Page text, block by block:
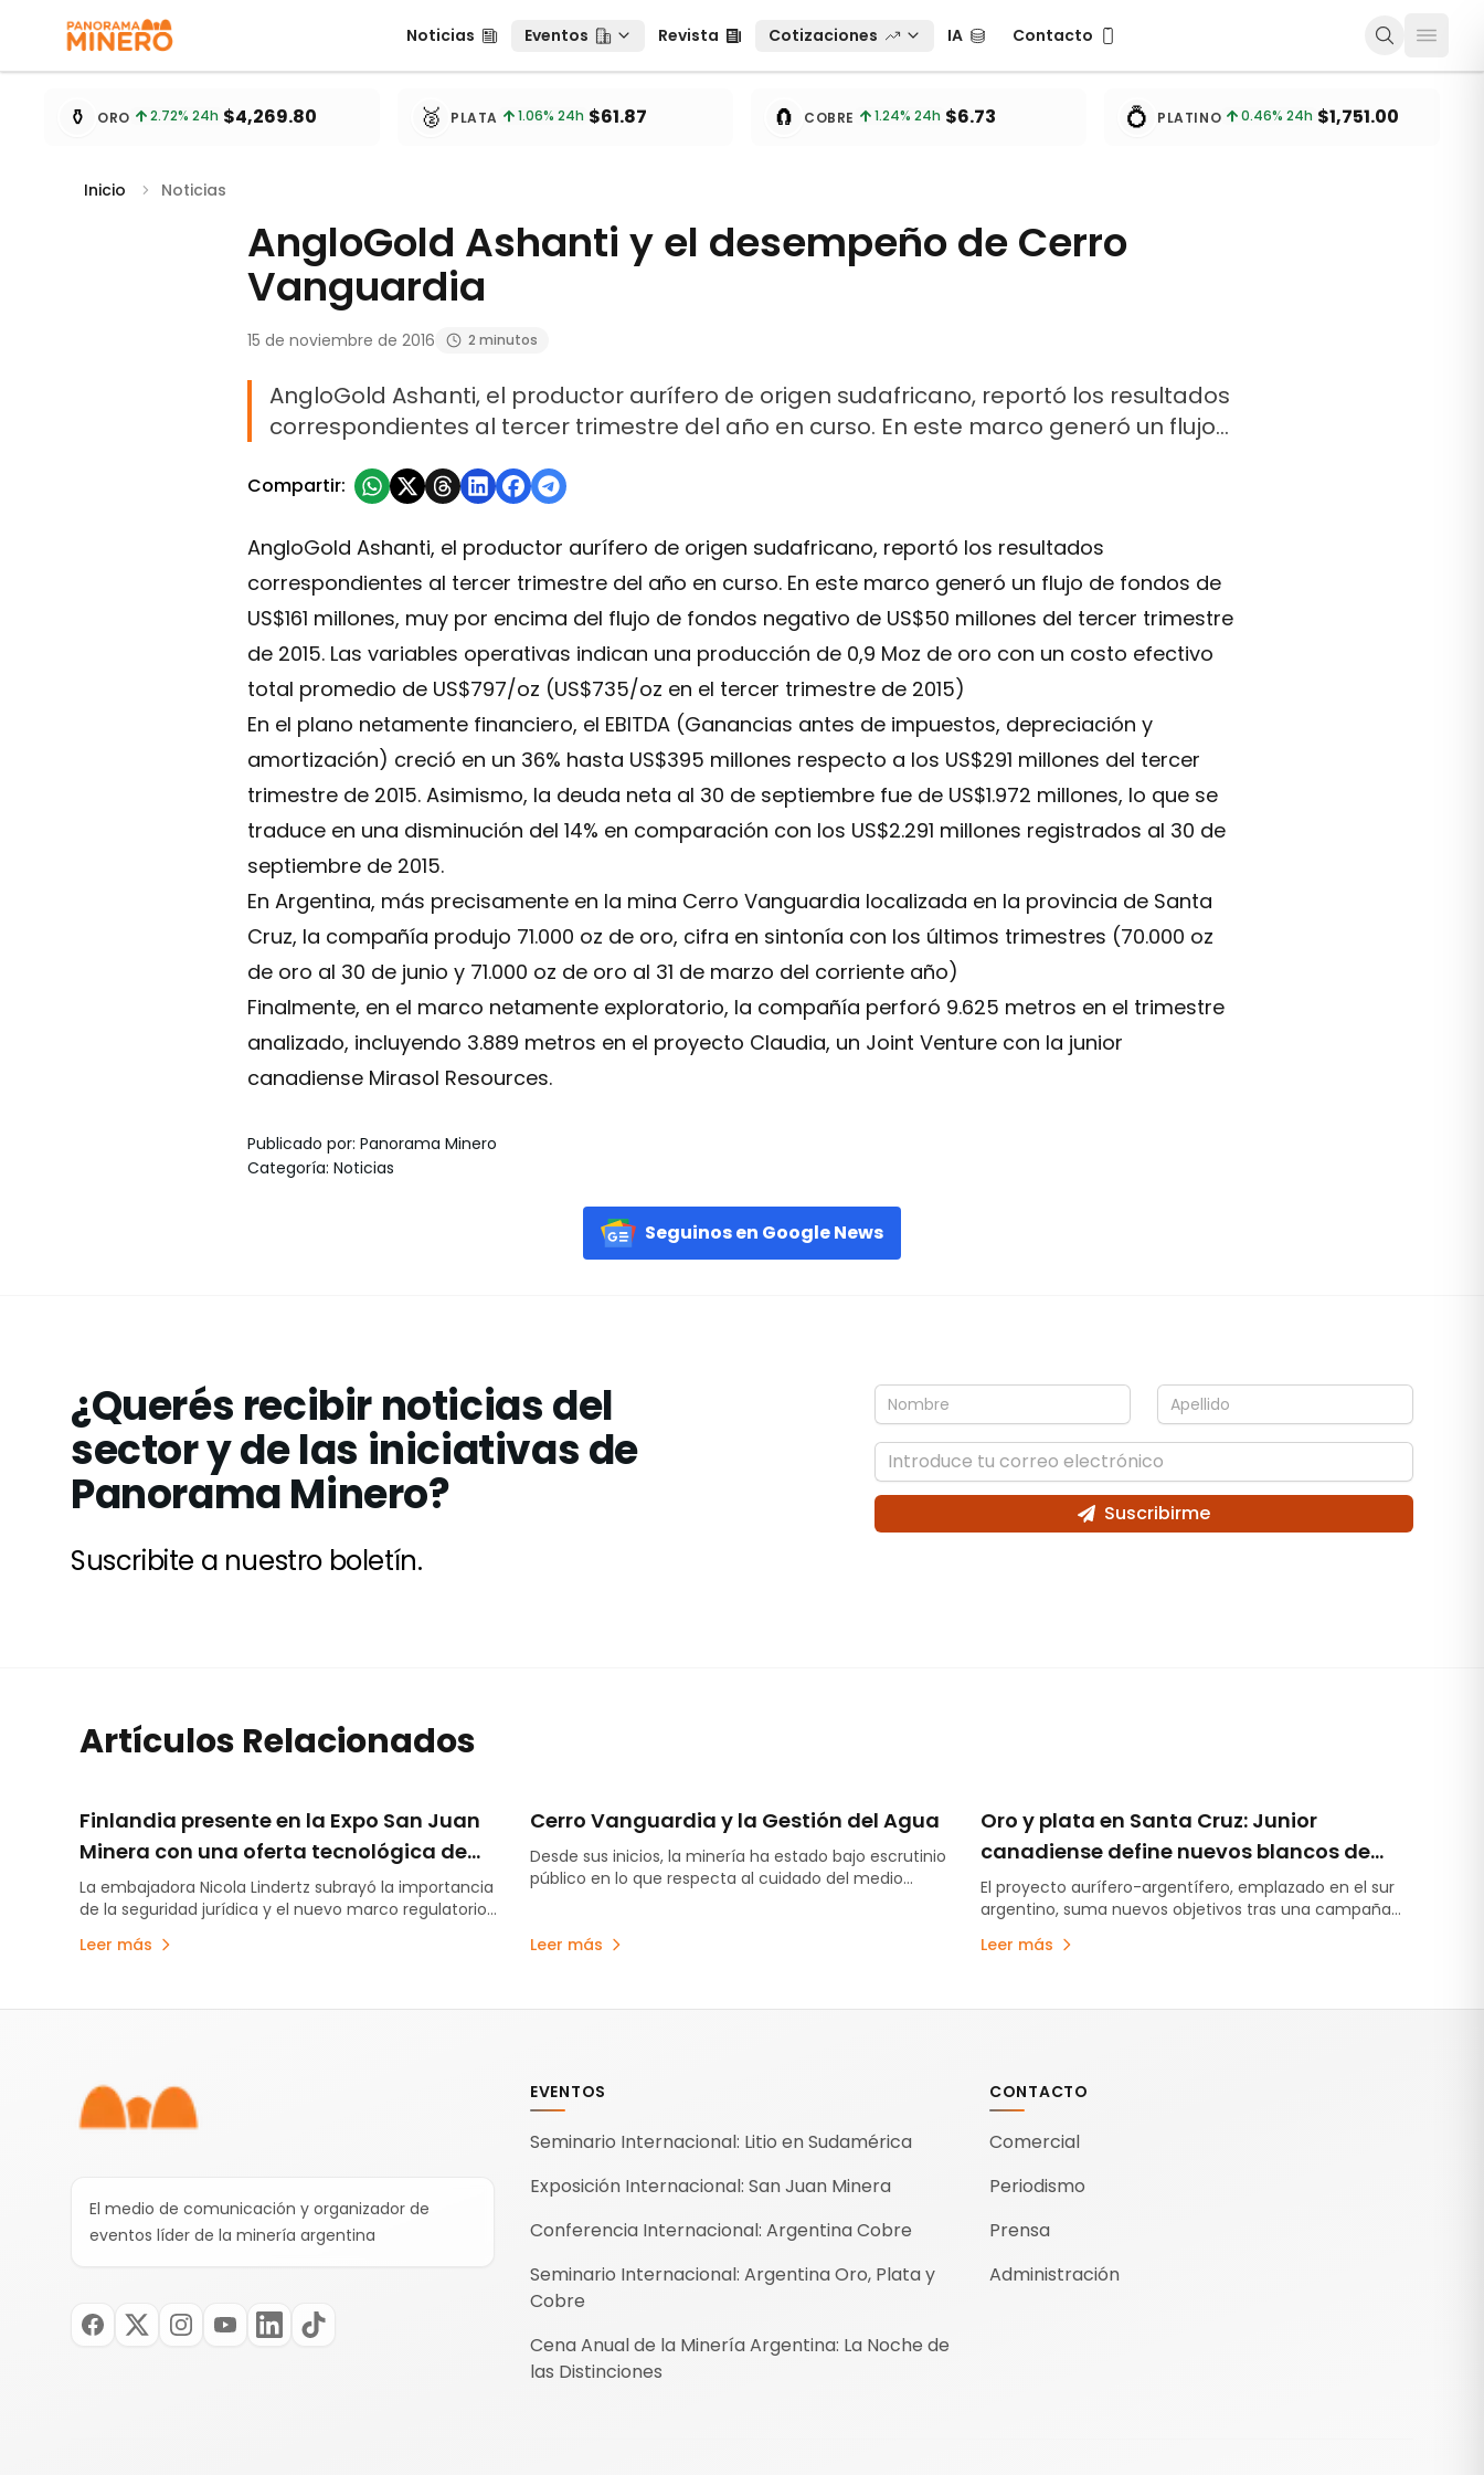
Noticias
Noticias Eventos
Eventos Revista
Revista Cotizaciones
Cotizaciones IAIA Contacto
Contacto
Cotizaciones de metales actualizadas cada 15 minutos
⚱️ ORO 2.72% 24h $4,269.80 🥈 PLATA 1.06% 24h $61.87 🧲 COBRE 1.24% 24h $6.73 💍 PLATINO 0.46% 24h $1,751.00
Inicio Noticias
AngloGold Ashanti y el desempeño de Cerro
Vanguardia
15 de noviembre de 2016 2 minutos
AngloGold Ashanti, el productor aurífero de origen sudafricano, reportó los resultados
correspondientes al tercer trimestre del año en curso. En este marco generó un flujo…
Compartir:
AngloGold Ashanti, el productor aurífero de origen sudafricano, reportó los resultados
correspondientes al tercer trimestre del año en curso. En este marco generó un flujo de fondos de
US$161 millones, muy por encima del flujo de fondos negativo de US$50 millones del tercer trimestre
de 2015. Las variables operativas indican una producción de 0,9 Moz de oro con un costo efectivo
total promedio de US$797/oz (US$735/oz en el tercer trimestre de 2015)
En el plano netamente financiero, el EBITDA (Ganancias antes de impuestos, depreciación y
amortización) creció en un 36% hasta US$395 millones respecto a los US$291 millones del tercer
trimestre de 2015. Asimismo, la deuda neta al 30 de septiembre fue de US$1.972 millones, lo que se
traduce en una disminución del 14% en comparación con los US$2.291 millones registrados al 30 de
septiembre de 2015.
En Argentina, más precisamente en la mina Cerro Vanguardia localizada en la provincia de Santa
Cruz, la compañía produjo 71.000 oz de oro, cifra en sintonía con los últimos trimestres (70.000 oz
de oro al 30 de junio y 71.000 oz de oro al 31 de marzo del corriente año)
Finalmente, en el marco netamente exploratorio, la compañía perforó 9.625 metros en el trimestre
analizado, incluyendo 3.889 metros en el proyecto Claudia, un Joint Venture con la junior
canadiense Mirasol Resources.
Publicado por: Panorama Minero
Categoría: Noticias
Seguinos en Google News
¿Querés recibir noticias del
sector y de las iniciativas de
Panorama Minero?
Suscribite a nuestro boletín.
Suscribirme
Artículos Relacionados
Finlandia presente en la Expo San Juan
Minera con una oferta tecnológica de
vanguardia
La embajadora Nicola Lindertz subrayó la importancia
de la seguridad jurídica y el nuevo marco regulatorio
para atraer servicios finlandeses especializados en
minería subterránea, energía y comunicaciones
Leer más
Cerro Vanguardia y la Gestión del Agua
Desde sus inicios, la minería ha estado bajo escrutinio
público en lo que respecta al cuidado del medio
Cerro Vanguardia se ha destacado, tanto por su
Leer más
Oro y plata en Santa Cruz: Junior
canadiense define nuevos blancos de
perforación en Cerro Bayo
El proyecto aurífero-argentífero, emplazado en el sur
argentino, suma nuevos objetivos tras una campaña
de geofísica IP, y se encamina a una fase inicial de
perforación diamantina con permisos vigentes.
Leer más
El medio de comunicación y organizador de
eventos líder de la minería argentina
EVENTOS
Seminario Internacional: Litio en Sudamérica
Exposición Internacional: San Juan Minera
Conferencia Internacional: Argentina Cobre
Seminario Internacional: Argentina Oro, Plata y
Cobre
Cena Anual de la Minería Argentina: La Noche de
las Distinciones
CONTACTO
Comercial
Periodismo
Prensa
Administración